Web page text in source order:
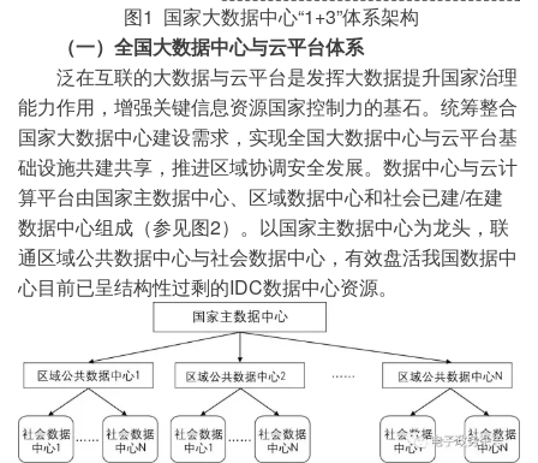
图1 国家大数据中心“1+3”体系架构
（一）全国大数据中心与云平台体系
泛在互联的大数据与云平台是发挥大数据提升国家治理
能力作用，增强关键信息资源国家控制力的基石。统筹整合
国家大数据中心建设需求，实现全国大数据中心与云平台基
础设施共建共享，推进区域协调安全发展。数据中心与云计
算平台由国家主数据中心、区域数据中心和社会已建/在建
数据中心组成（参见图2）。以国家主数据中心为龙头，联
通区域公共数据中心与社会数据中心，有效盘活我国数据中
心目前已呈结构性过剩的IDC数据中心资源。